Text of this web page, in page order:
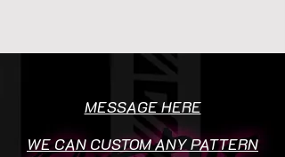
MESSAGE HERE
WE CAN CUSTOM ANY PATTERN